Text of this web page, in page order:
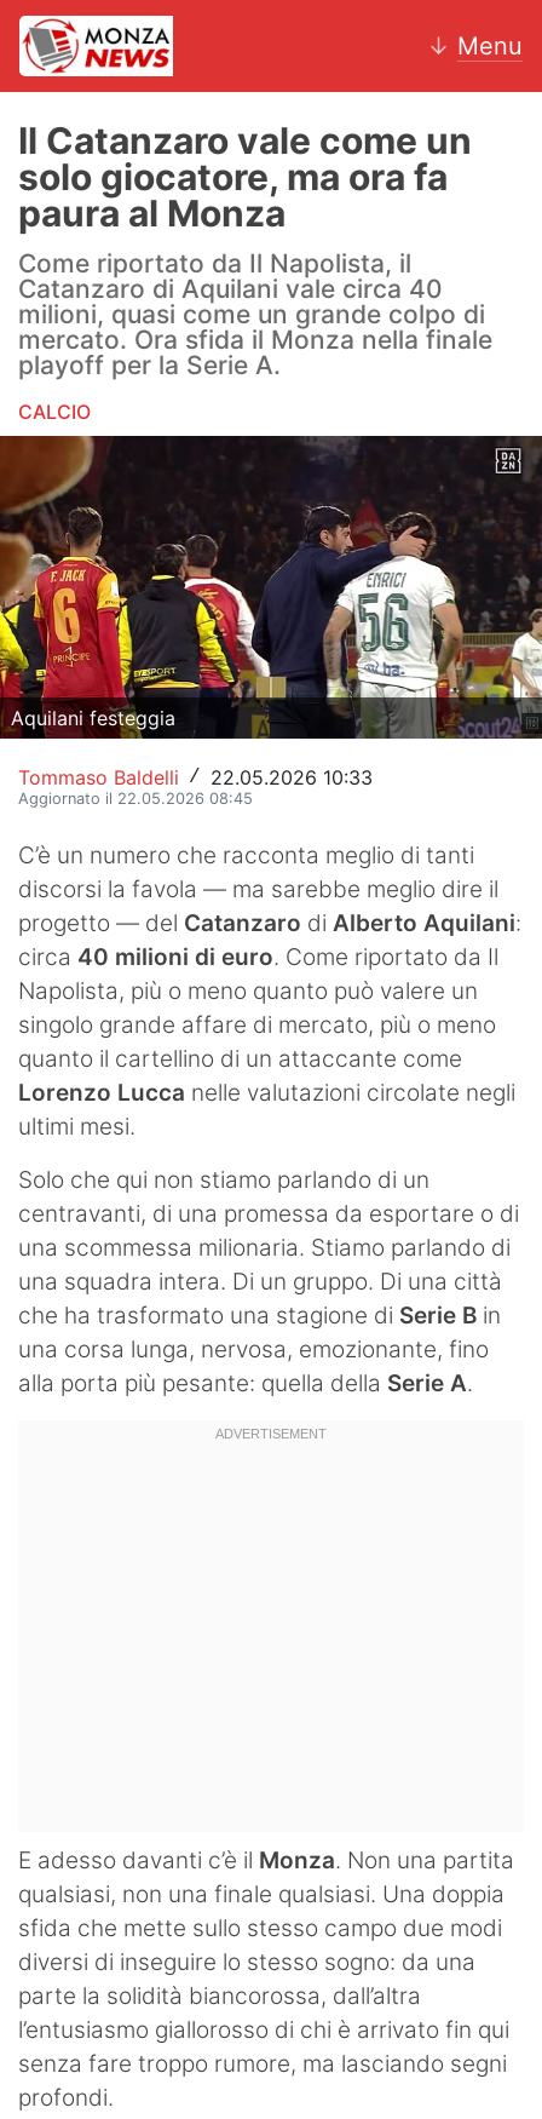
↓ Menu
News
AC Monza
Calcio
Motori
Volley
Hockey
Altri sport
Hockey
Pallanuoto
Pallamano
Altre
News
Turismo
Eventi
Il Catanzaro vale come un
solo giocatore, ma ora fa
paura al Monza
Come riportato da Il Napolista, il
Catanzaro di Aquilani vale circa 40
milioni, quasi come un grande colpo di
mercato. Ora sfida il Monza nella finale
playoff per la Serie A.
CALCIO
Aquilani festeggia
Tommaso Baldelli / 22.05.2026 10:33
Aggiornato il 22.05.2026 08:45
C’è un numero che racconta meglio di tanti
discorsi la favola — ma sarebbe meglio dire il
progetto — del Catanzaro di Alberto Aquilani:
circa 40 milioni di euro. Come riportato da Il
Napolista, più o meno quanto può valere un
singolo grande affare di mercato, più o meno
quanto il cartellino di un attaccante come
Lorenzo Lucca nelle valutazioni circolate negli
ultimi mesi.
Solo che qui non stiamo parlando di un
centravanti, di una promessa da esportare o di
una scommessa milionaria. Stiamo parlando di
una squadra intera. Di un gruppo. Di una città
che ha trasformato una stagione di Serie B in
una corsa lunga, nervosa, emozionante, fino
alla porta più pesante: quella della Serie A.
E adesso davanti c’è il Monza. Non una partita
qualsiasi, non una finale qualsiasi. Una doppia
sfida che mette sullo stesso campo due modi
diversi di inseguire lo stesso sogno: da una
parte la solidità biancorossa, dall’altra
l’entusiasmo giallorosso di chi è arrivato fin qui
senza fare troppo rumore, ma lasciando segni
profondi.